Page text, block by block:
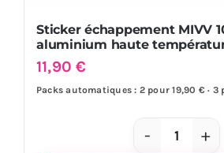
Sticker échappement MIVV
aluminium haute
11,90€
Packs automatiques : 2 pour 19,90 € · 3
quantité